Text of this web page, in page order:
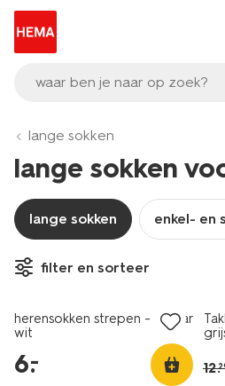
waar ben je naar op zoek?
lange sokken
lange sokken
lange sokken enkel- en
filter en sorteer
laag geprijsd
herensokken strepen - 5 paar
wit
6.
– 12.